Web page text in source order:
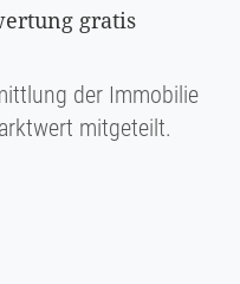
gratis
der Immobilie
mitgeteilt.